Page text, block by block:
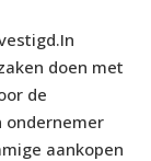
doen met
de
ondernemer
aankopen